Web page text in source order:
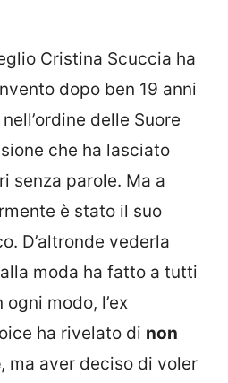
Cristina Scuccia ha
dopo ben 19 anni
delle Suore
che ha lasciato
senza parole. Ma a
è stato il suo
D’altronde vederla
moda ha fatto a tutti
modo, l’ex
ha rivelato di non
, ma aver deciso di voler